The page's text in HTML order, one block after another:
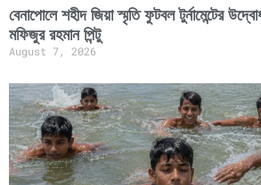
বেনাপোলে শহীদ জিয়া স্মৃতি ফুটবল টুর্নামেন্টের
মফিজুর রহমান পিন্টু
August 7, 2026